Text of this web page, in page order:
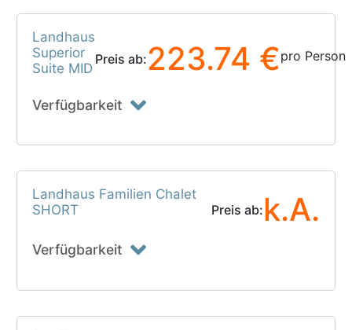
Landhaus
Superior
Suite MID
Preis ab:223.74 €pro Person
Verfügbarkeit
Landhaus Familien Chalet
SHORT
Preis ab:k.A.
Verfügbarkeit